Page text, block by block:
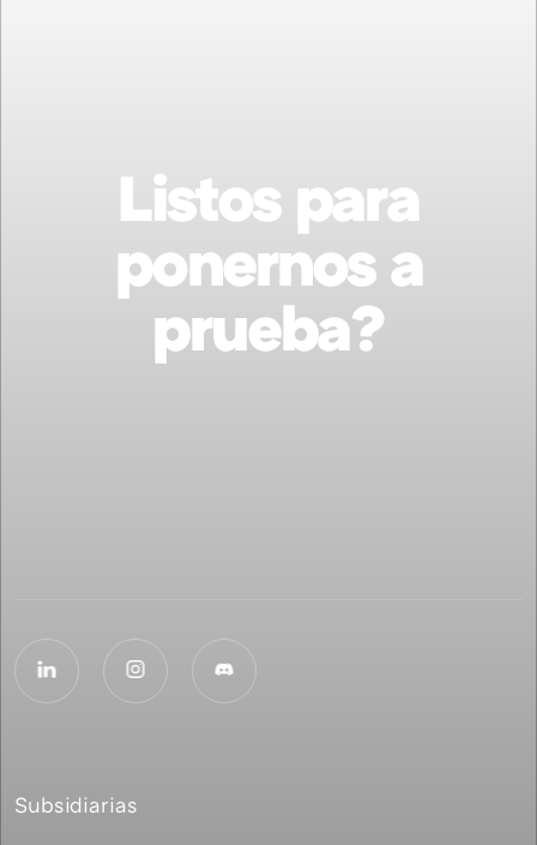
Listos para
ponernos a
prueba?
Subsidiarias